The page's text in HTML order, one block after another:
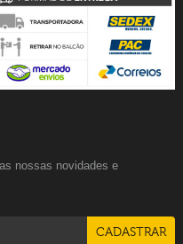
nossas novidades e